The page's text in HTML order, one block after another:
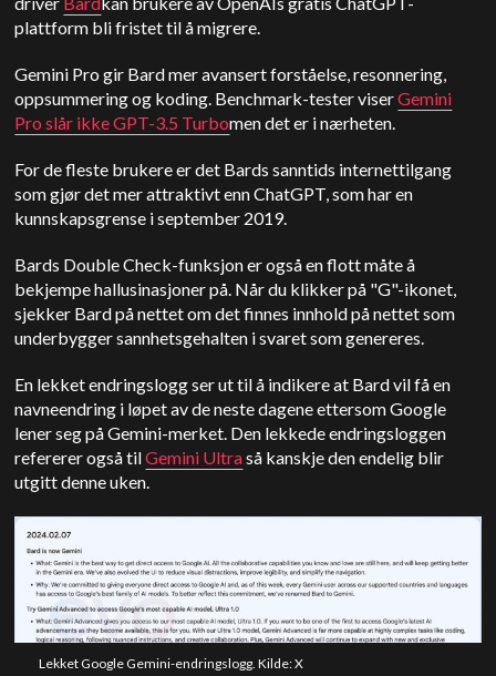
plattform bli fristet til å migrere.
Gemini Pro gir Bard mer avansert forståelse, resonnering,
oppsummering og koding. Benchmark-tester viserGemini
Pro slår ikke GPT-3.5 Turbomen det er i nærheten.
For de fleste brukere er det Bards sanntids internettilgang
som gjør det mer attraktivt enn ChatGPT, som har en
kunnskapsgrense i september 2019.
Bards Double Check-funksjon er også en flott måte å
bekjempe hallusinasjoner på. Når du klikker på "G"-ikonet,
sjekker Bard på nettet om det finnes innhold på nettet som
underbygger sannhetsgehalten i svaret som genereres.
En lekket endringslogg ser ut til å indikere at Bard vil få en
navneendring i løpet av de neste dagene ettersom Google
lener seg på Gemini-merket. Den lekkede endringsloggen
refererer også tilGemini Ultraså kanskje den endelig blir
utgitt denne uken.
Lekket Google Gemini-endringslogg. Kilde: X